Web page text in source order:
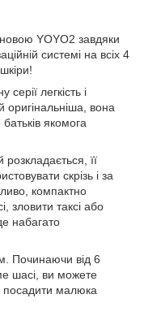
YOYO2 завдяки
системі на всіх 4
легкість і
вона
якомога
її
скрізь і за
компактно
зловити таксі або
набагато
Починаючи від 6
шасі, ви можете
посадити малюка